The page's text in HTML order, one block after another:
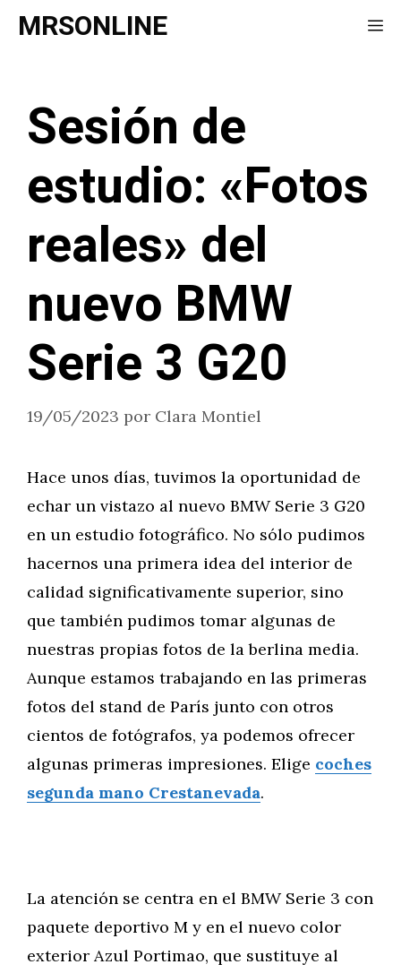
Saltar
MRSONLINE
Sesión de
estudio: «Fotos
reales» del
nuevo BMW
Serie 3 G20
19/05/2023 por Clara Montiel
Hace unos días, tuvimos la oportunidad de
echar un vistazo al nuevo BMW Serie 3 G20
en un estudio fotográfico. No sólo pudimos
hacernos una primera idea del interior de
calidad significativamente superior, sino
que también pudimos tomar algunas de
nuestras propias fotos de la berlina media.
Aunque estamos trabajando en las primeras
fotos del stand de París junto con otros
cientos de fotógrafos, ya podemos ofrecer
algunas primeras impresiones. Elige coches
segunda mano Crestanevada.
La atención se centra en el BMW Serie 3 con
paquete deportivo M y en el nuevo color
exterior Azul Portimao, que sustituye al